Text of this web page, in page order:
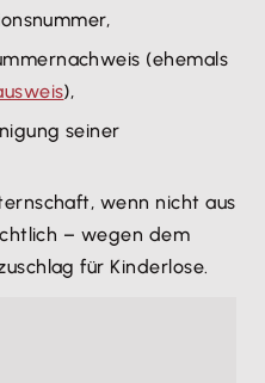
(ehemals
),
seiner
wenn nicht aus
– wegen dem
für Kinderlose.